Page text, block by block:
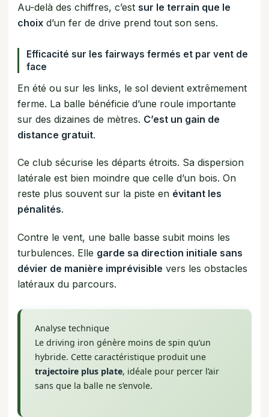
Au-delà des chiffres, c’est sur le terrain que le
choixd’un fer de drive prend tout son sens.
Efficacité sur les fairways fermés et par vent de
face
En été ou sur les links, le sol devient extrêmement
ferme. La balle bénéficie d’une roule importante
sur des dizaines de mètres. C’est un gain de
distance gratuit.
Ce club sécurise les départs étroits. Sa dispersion
latérale est bien moindre que celle d’un bois. On
reste plus souvent sur la piste en évitant les
pénalités.
Contre le vent, une balle basse subit moins les
turbulences. Elle garde sa direction initiale sans
dévier de manière imprévisible vers les obstacles
latéraux du parcours.
Analyse technique
Le driving iron génère moins de spin qu’un
hybride. Cette caractéristique produit une
trajectoire plus plate, idéale pour percer l’air
sans que la balle ne s’envole.